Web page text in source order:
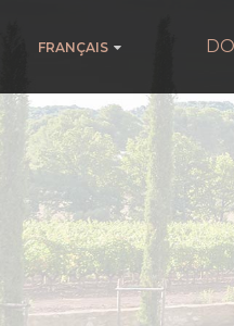
FRANÇAIS